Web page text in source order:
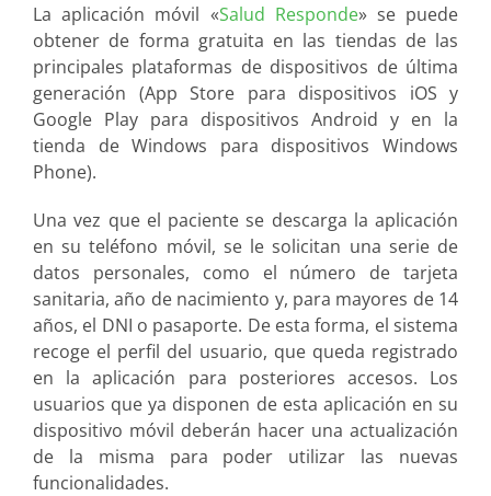
La aplicación móvil «Salud Responde» se puede
obtener de forma gratuita en las tiendas de las
principales plataformas de dispositivos de última
generación (App Store para dispositivos iOS y
Google Play para dispositivos Android y en la
tienda de Windows para dispositivos Windows
Phone).
Una vez que el paciente se descarga la aplicación
en su teléfono móvil, se le solicitan una serie de
datos personales, como el número de tarjeta
sanitaria, año de nacimiento y, para mayores de 14
años, el DNI o pasaporte. De esta forma, el sistema
recoge el perfil del usuario, que queda registrado
en la aplicación para posteriores accesos. Los
usuarios que ya disponen de esta aplicación en su
dispositivo móvil deberán hacer una actualización
de la misma para poder utilizar las nuevas
funcionalidades.